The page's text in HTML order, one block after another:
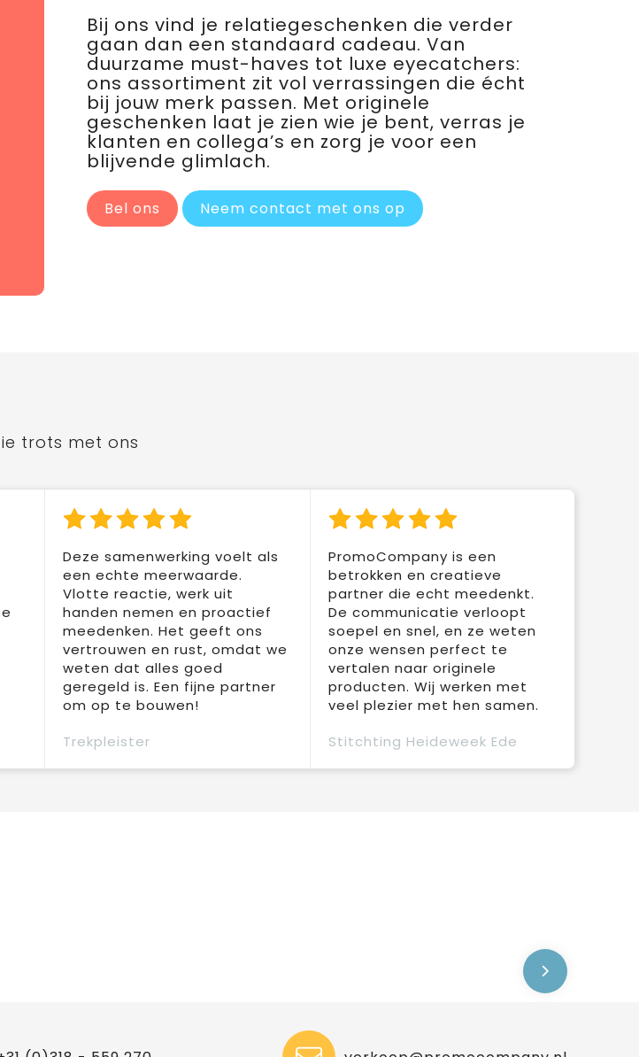
Bij ons vind je relatiegeschenken die verder
gaan dan een standaard cadeau. Van
duurzame must-haves tot luxe eyecatchers:
ons assortiment zit vol verrassingen die écht
bij jouw merk passen. Met originele
geschenken laat je zien wie je bent, verras je
klanten en collega’s en zorg je voor een
blijvende glimlach.
Bel ons Neem contact met ons op
trots met ons
Deze samenwerking voelt als
een echte meerwaarde.
Vlotte reactie, werk uit
handen nemen en proactief
meedenken. Het geeft ons
vertrouwen en rust, omdat we
weten dat alles goed
geregeld is. Een fijne partner
om op te bouwen!
Trekpleister
PromoCompany is een
betrokken en creatieve
partner die echt meedenkt.
De communicatie verloopt
soepel en snel, en ze weten
onze wensen perfect te
vertalen naar originele
producten. Wij werken met
veel plezier met hen samen.
Stitchting Heideweek Ede